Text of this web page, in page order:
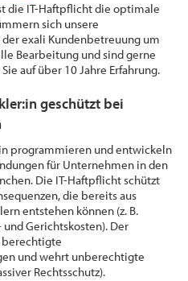
die IT-Haftpflicht die optimale
sich unsere
exali Kundenbetreuung um
Bearbeitung und sind gerne
auf über 10 Jahre Erfahrung.
geschützt bei
programmieren und entwickeln
für Unternehmen in den
Die IT-Haftpflicht schützt
die bereits aus
entstehen können (z. B.
und Gerichtskosten). Der
und wehrt unberechtigte
Rechtsschutz).